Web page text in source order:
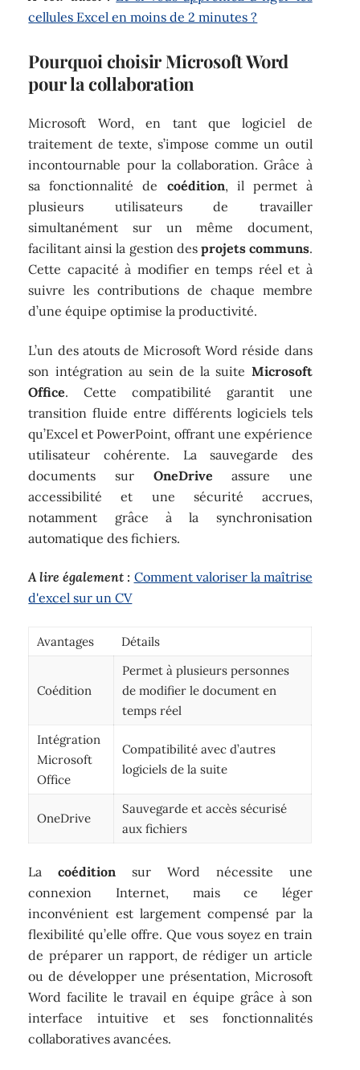
cellules Excel en moins de 2 minutes ?
Pourquoi choisir Microsoft Word
pour la collaboration
Microsoft Word, en tant que logiciel de
traitement de texte, s’impose comme un outil
incontournable pour la collaboration. Grâce à
sa fonctionnalité de coédition, il permet à
plusieurs utilisateurs de travailler
simultanément sur un même document,
facilitant ainsi la gestion des projets communs.
Cette capacité à modifier en temps réel et à
suivre les contributions de chaque membre
d’une équipe optimise la productivité.
L’un des atouts de Microsoft Word réside dans
son intégration au sein de la suite Microsoft
Office. Cette compatibilité garantit une
transition fluide entre différents logiciels tels
qu’Excel et PowerPoint, offrant une expérience
utilisateur cohérente. La sauvegarde des
documents sur OneDrive assure une
accessibilité et une sécurité accrues,
notamment grâce à la synchronisation
automatique des fichiers.
A lire également : Comment valoriser la maîtrise
d'excel sur un CV
Avantages Détails
Coédition
Permet à plusieurs personnes
de modifier le document en
temps réel
Intégration
Microsoft
Office
Compatibilité avec d’autres
logiciels de la suite
OneDrive
Sauvegarde et accès sécurisé
aux fichiers
Lacoédition sur Word nécessite une
connexion Internet, mais ce léger
inconvénient est largement compensé par la
flexibilité qu’elle offre. Que vous soyez en train
de préparer un rapport, de rédiger un article
ou de développer une présentation, Microsoft
Word facilite le travail en équipe grâce à son
interface intuitive et ses fonctionnalités
collaboratives avancées.